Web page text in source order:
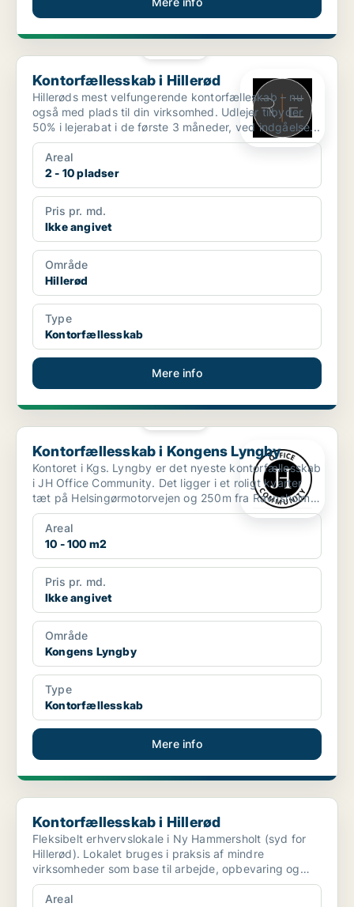
Kontorfællesskab i Hillerød
Kontorfællesskab i Hillerød
Hillerøds mest velfungerende kontorfælleskab – nu
også med plads til din virksomhed. Udlejer tilbyder
50% i lejerabat i de første 3 måneder, ved indgåelse...
Areal
2 - 10 pladser
Pris pr. md.
Ikke angivet
Område
Hillerød
Type
Kontorfællesskab
Mere info
Kontorfællesskab i Kongens Lyngby
Kontorfællesskab i Kongens Lyngby
Kontoret i Kgs. Lyngby er det nyeste kontorfællesskab
i JH Office Community. Det ligger i et roligt kvarter
tæt på Helsingørmotorvejen og 250m fra Ravnsholm
...
Areal
10 - 100 m2
Pris pr. md.
Ikke angivet
Område
Kongens Lyngby
Type
Kontorfællesskab
Mere info
Kontorfællesskab i Hillerød
Kontorfællesskab i Hillerød
Fleksibelt erhvervslokale i Ny Hammersholt (syd for
Hillerød). Lokalet bruges i praksis af mindre
virksomheder som base til arbejde, opbevaring og
daglig dr...
Areal